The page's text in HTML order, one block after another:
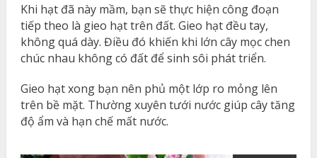
Khi hạt đã này mầm, bạn sẽ thực hiện công đoạn
tiếp theo là gieo hạt trên đất. Gieo hạt đều tay,
không quá dày. Điều đó khiến khi lớn cây mọc chen
chúc nhau không có đất để sinh sôi phát triển.
Gieo hạt xong bạn nên phủ một lớp ro mỏng lên
trên bề mặt. Thường xuyên tưới nước giúp cây tăng
độ ẩm và hạn chế mất nước.